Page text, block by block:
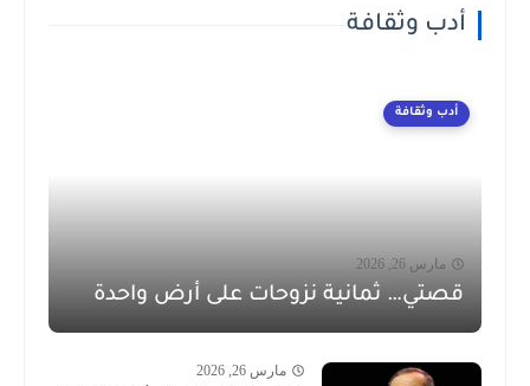
أدب وثقافة
أدب وثقافة
مارس 26, 2026
قصتي… ثمانية نزوحات على أرض واحدة
مارس 26, 2026